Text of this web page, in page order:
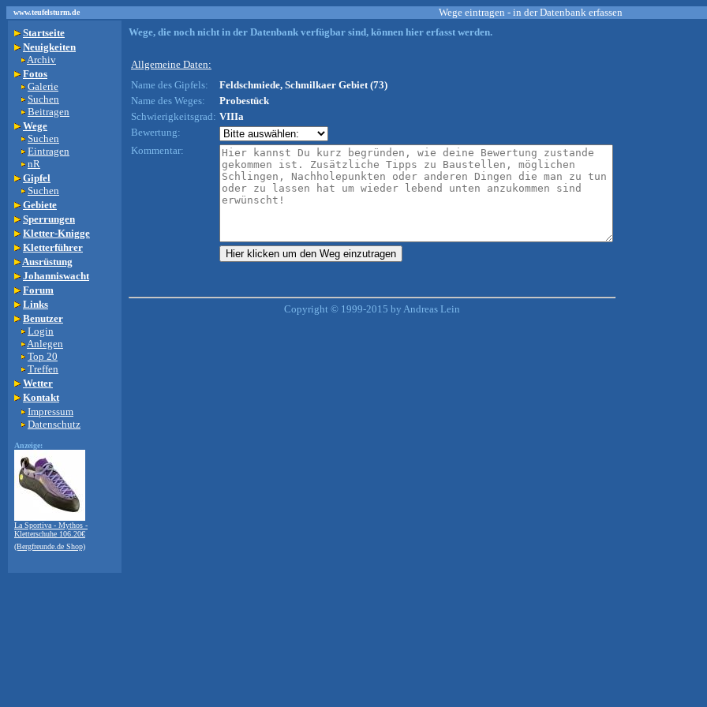
www.teufelsturm.de Wege eintragen - in der Datenbank erfassen
Startseite
Neuigkeiten
Archiv
Fotos
Galerie
Suchen
Beitragen
Wege
Suchen
Eintragen
nR
Gipfel
Suchen
Gebiete
Sperrungen
Kletter-Knigge
Kletterführer
Ausrüstung
Johanniswacht
Forum
Links
Benutzer
Login
Anlegen
Top 20
Treffen
Wetter
Kontakt
Impressum
Datenschutz
Anzeige:
La Sportiva - Mythos -
Kletterschuhe 106.20€
(Bergfreunde.de Shop)
Wege, die noch nicht in der Datenbank verfügbar sind, können hier erfasst werden.
Allgemeine Daten:
Name des Gipfels:
Feldschmiede, Schmilkaer Gebiet (73)
Name des Weges:
Probestück
Schwierigkeitsgrad: VIIIa
Bewertung:
Kommentar:
Copyright © 1999-2015 by Andreas Lein